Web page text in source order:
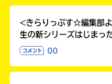
<きらりっぷす☆編集部
生の新シリーズはじまっ
コメント 00